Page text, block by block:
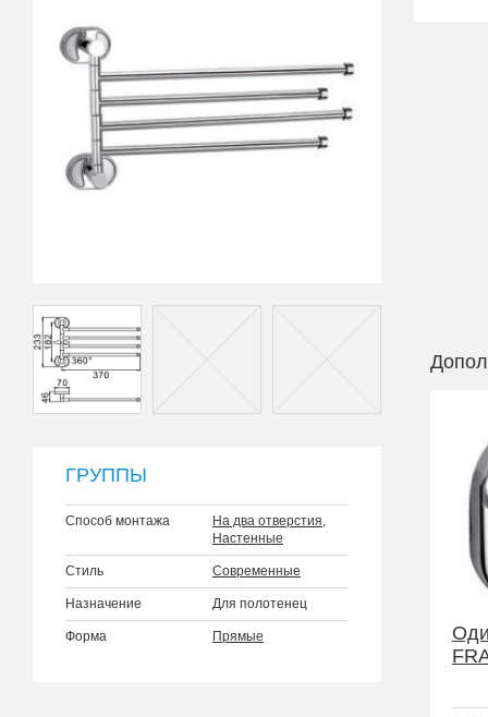
ГРУППЫ
Способ монтажа На два отверстия,
Настенные
Стиль Современные
Назначение Для полотенец
Форма Прямые